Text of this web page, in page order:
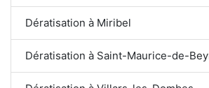
Dératisation à Miribel
Dératisation à Saint-Maurice-de-